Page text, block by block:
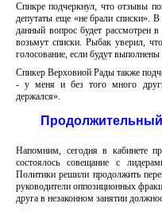
Спикре подчеркнул, что отзывы
депутаты еще «не брали списки».
данный вопрос будет рассмотрен
возьмут списки. Рыбак уверил,
голосование, если будут выполнены
Спикер Верховной Рады также
- у меня и без того много
держался».
Напомним, сегодня в кабинете
состоялось совещание с
Политики решили продолжить
руководители оппозиционных
друга в незаконном занятии